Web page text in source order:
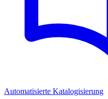
Automatisierte Katalogisierung